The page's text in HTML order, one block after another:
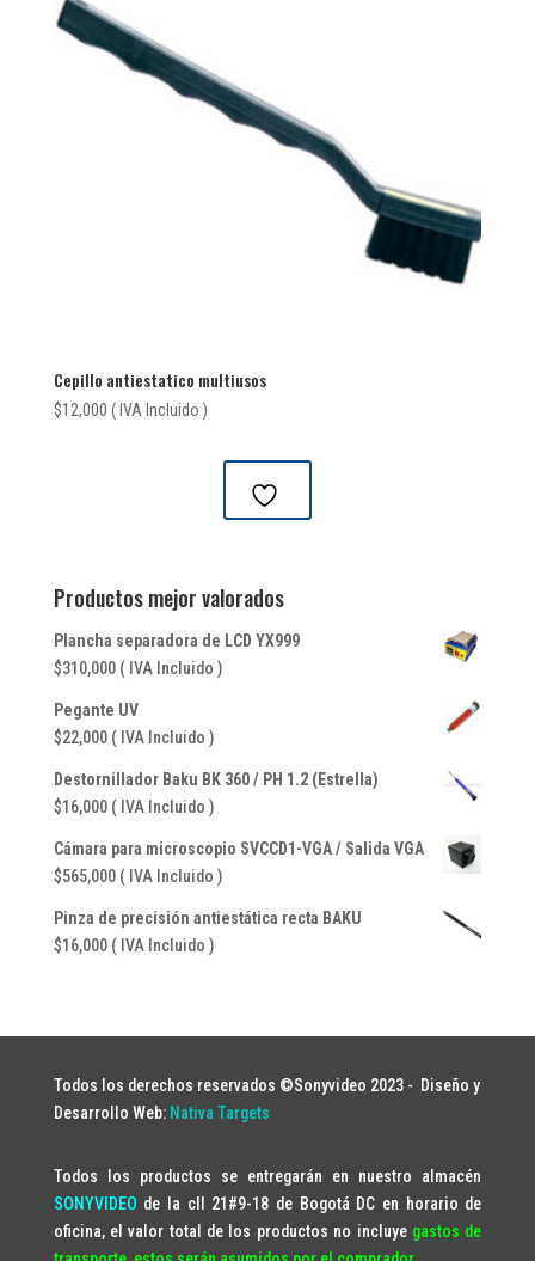
Cepillo antiestatico multiusos
$12,000 ( IVA Incluido )
Productos mejor valorados
Plancha separadora de LCD YX999
$310,000 ( IVA Incluido )
Pegante UV
$22,000 ( IVA Incluido )
Destornillador Baku BK 360 / PH 1.2 (Estrella)
$16,000 ( IVA Incluido )
Cámara para microscopio SVCCD1-VGA / Salida VGA
$565,000 ( IVA Incluido )
Pinza de precisión antiestática recta BAKU
$16,000 ( IVA Incluido )
Todos los derechos reservados ©Sonyvideo 2023 - Diseño y
Desarrollo Web: Nativa Targets
Todos los productos se entregarán en nuestro almacén
SONYVIDEO de la cll 21#9-18 de Bogotá DC en horario de
oficina, el valor total de los productos no incluye gastos de